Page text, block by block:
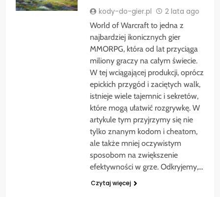
kody-do-gier.pl 2 lata ago
World of Warcraft to jedna z
najbardziej ikonicznych gier
MMORPG, która od lat przyciąga
miliony graczy na całym świecie.
W tej wciągającej produkcji, oprócz
epickich przygód i zaciętych walk,
istnieje wiele tajemnic i sekretów,
które mogą ułatwić rozgrywkę. W
artykule tym przyjrzymy się nie
tylko znanym kodom i cheatom,
ale także mniej oczywistym
sposobom na zwiększenie
efektywności w grze. Odkryjemy,…
Czytaj więcej